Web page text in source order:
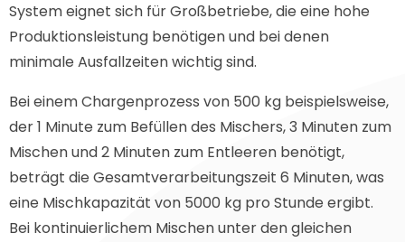
System eignet sich für Großbetriebe, die eine hohe
Produktionsleistung benötigen und bei denen
minimale Ausfallzeiten wichtig sind.
Bei einem Chargenprozess von 500 kg beispielsweise,
der 1 Minute zum Befüllen des Mischers, 3 Minuten zum
Mischen und 2 Minuten zum Entleeren benötigt,
beträgt die Gesamtverarbeitungszeit 6 Minuten, was
eine Mischkapazität von 5000 kg pro Stunde ergibt.
Bei kontinuierlichem Mischen unter den gleichen